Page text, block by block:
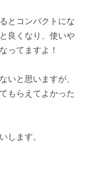
とコンパクトにな
良くなり、使いや
ってますよ！
いと思いますが、
もらえてよかった
します。